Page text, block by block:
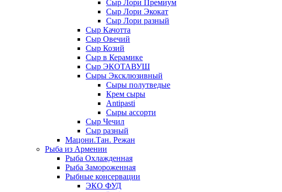
Сыр Лори Премиум
Сыр Лори Экокат
Сыр Лори разный
Сыр Качотта
Сыр Овечий
Сыр Козий
Сыр в Керамике
Сыр ЭКОТАВУШ
Сыры Эксклюзивный
Сыры полутведые
Крем сыры
Antipasti
Сыры ассорти
Сыр Чечил
Сыр разный
Мацони.Тан. Режан
Рыба из Армении
Рыба Охлажденная
Рыба Замороженная
Рыбные консервации
ЭКО ФУД